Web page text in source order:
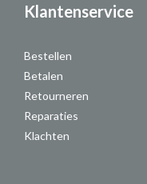
Klantenservice
Bestellen
Betalen
Retourneren
Reparaties
Klachten